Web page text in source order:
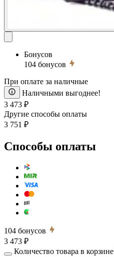
Бонусов
104 бонусов
При оплате за наличные
Наличными выгоднее!
3 473 ₽
Другие способы оплаты
3 751 ₽
Способы оплаты
104 бонусов
3 473 ₽
Количество товара в корзине